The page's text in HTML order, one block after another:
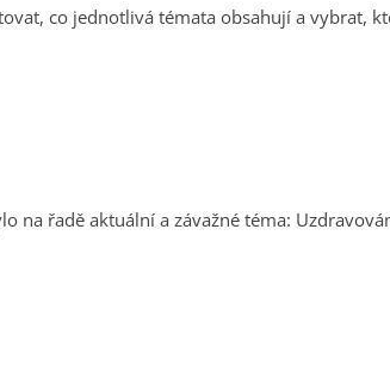
co jednotlivá témata obsahují a vybrat,
na řadě aktuální a závažné téma: